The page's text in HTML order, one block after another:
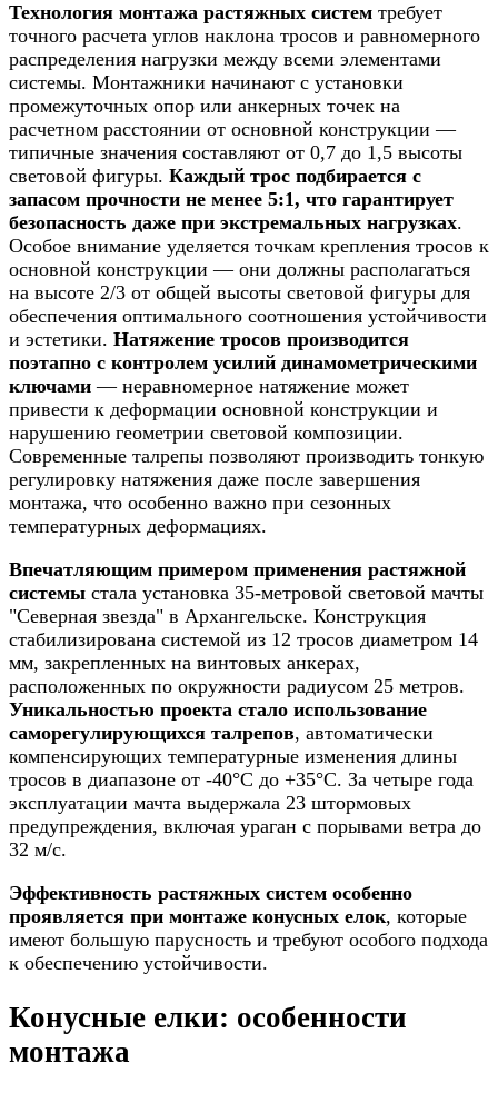
Технология монтажа растяжных систем требует
точного расчета углов наклона тросов и равномерного
распределения нагрузки между всеми элементами
системы. Монтажники начинают с установки
промежуточных опор или анкерных точек на
расчетном расстоянии от основной конструкции —
типичные значения составляют от 0,7 до 1,5 высоты
световой фигуры. Каждый трос подбирается с
запасом прочности не менее 5:1, что гарантирует
безопасность даже при экстремальных нагрузках.
Особое внимание уделяется точкам крепления тросов к
основной конструкции — они должны располагаться
на высоте 2/3 от общей высоты световой фигуры для
обеспечения оптимального соотношения устойчивости
и эстетики. Натяжение тросов производится
поэтапно с контролем усилий динамометрическими
ключами — неравномерное натяжение может
привести к деформации основной конструкции и
нарушению геометрии световой композиции.
Современные талрепы позволяют производить тонкую
регулировку натяжения даже после завершения
монтажа, что особенно важно при сезонных
температурных деформациях.
Впечатляющим примером применения растяжной
системы стала установка 35-метровой световой мачты
"Северная звезда" в Архангельске. Конструкция
стабилизирована системой из 12 тросов диаметром 14
мм, закрепленных на винтовых анкерах,
расположенных по окружности радиусом 25 метров.
Уникальностью проекта стало использование
саморегулирующихся талрепов, автоматически
компенсирующих температурные изменения длины
тросов в диапазоне от -40°C до +35°C. За четыре года
эксплуатации мачта выдержала 23 штормовых
предупреждения, включая ураган с порывами ветра до
32 м/с.
Эффективность растяжных систем особенно
проявляется при монтаже конусных елок, которые
имеют большую парусность и требуют особого подхода
к обеспечению устойчивости.
Конусные елки: особенности
монтажа